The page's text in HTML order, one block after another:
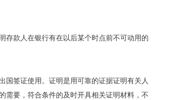
存款人在银行有在以后某个时点前不可动用的
国签证使用。证明是用可靠的证据证明有关人
需要，符合条件的及时开具相关证明材料，不